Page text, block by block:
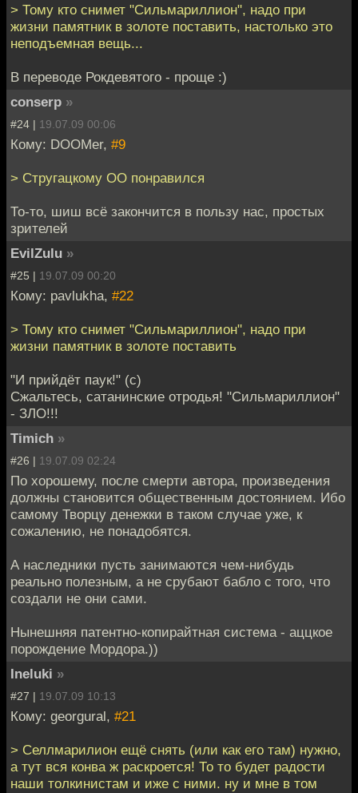
> Тому кто снимет "Сильмариллион", надо при
жизни памятник в золоте поставить, настолько это
неподъемная вещь...
В переводе Рокдевятого - проще :)
conserp »
#24 | 19.07.09 00:06
Кому: DOOMer, #9
> Стругацкому ОО понравился
То-то, шиш всё закончится в пользу нас, простых
зрителей
EvilZulu »
#25 | 19.07.09 00:20
Кому: pavlukha, #22
> Тому кто снимет "Сильмариллион", надо при
жизни памятник в золоте поставить
"И прийдёт паук!" (с)
Сжальтесь, сатанинские отродья! "Сильмариллион"
- ЗЛО!!!
Timich »
#26 | 19.07.09 02:24
По хорошему, после смерти автора, произведения
должны становится общественным достоянием. Ибо
самому Творцу денежки в таком случае уже, к
сожалению, не понадобятся.
А наследники пусть занимаются чем-нибудь
реально полезным, а не срубают бабло с того, что
создали не они сами.
Нынешняя патентно-копирайтная система - аццкое
порождение Мордора.))
Ineluki »
#27 | 19.07.09 10:13
Кому: georgural, #21
> Селлмарилион ещё снять (или как его там) нужно,
а тут вся конва ж раскроется! То то будет радости
наши толкинистам и иже с ними. ну и мне в том